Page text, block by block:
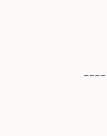
----